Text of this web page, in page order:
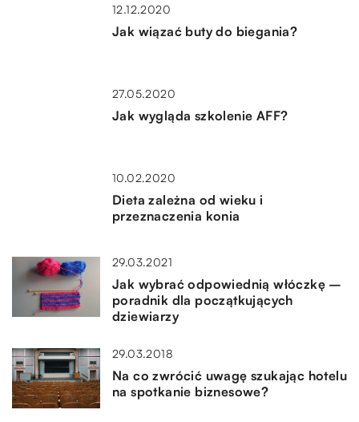
12.12.2020
Jak wiązać buty do biegania?
27.05.2020
Jak wygląda szkolenie AFF?
10.02.2020
Dieta zależna od wieku i
przeznaczenia konia
29.03.2021
Jak wybrać odpowiednią włóczkę –
poradnik dla początkujących
dziewiarzy
29.03.2018
Na co zwrócić uwagę szukając hotelu
na spotkanie biznesowe?